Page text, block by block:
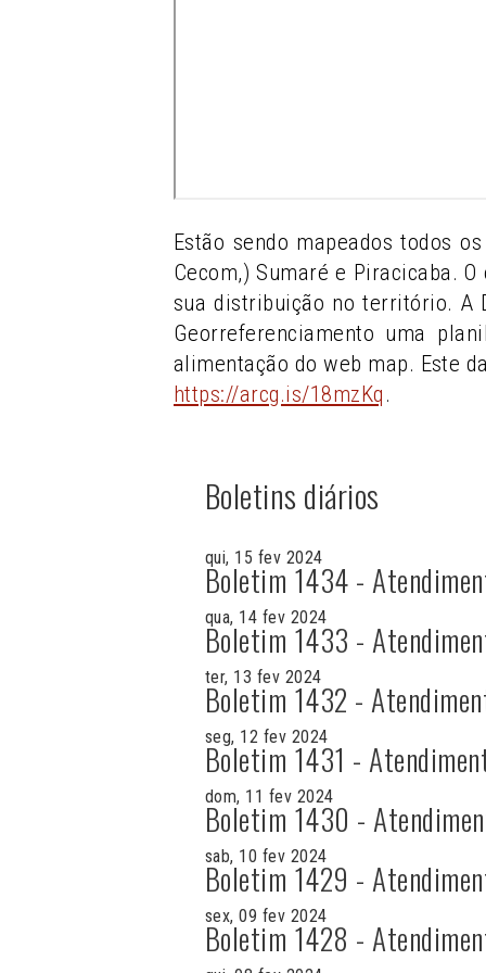
Estão sendo mapeados todos
Cecom,) Sumaré e Piracicaba.
sua distribuição no território. A
Georreferenciamento uma
alimentação do web map. Este
https://arcg.is/18mzKq .
Boletins diários
qui, 15 fev 2024
Boletim 1434 -
qua, 14 fev 2024
Boletim 1433 -
ter, 13 fev 2024
Boletim 1432 -
seg, 12 fev 2024
Boletim 1431 -
dom, 11 fev 2024
Boletim 1430 -
sab, 10 fev 2024
Boletim 1429 -
sex, 09 fev 2024
Boletim 1428 -